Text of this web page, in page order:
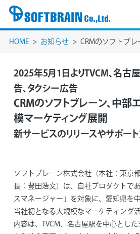
HOME お知らせ CRMのソフトブ
2025年5月1日よりTVCM、名古
告、タクシー広告
CRMのソフトブレーン、中部
模マーケティング展開
新サービスのリリースやサポー
ソフトブレーン株式会社（本社：東京
長：豊田浩文）は、自社プロダクトで
スマネージャー」を対象に、愛知県を
当社初となる大規模なマーケティング
内容は、TVCM、名古屋駅を中心とし